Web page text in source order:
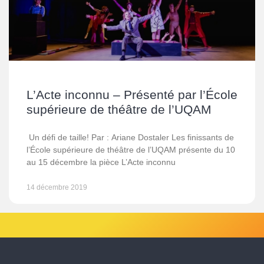
L’Acte inconnu – Présenté par l’École
supérieure de théâtre de l’UQAM
Un défi de taille! Par : Ariane Dostaler Les finissants de
l’École supérieure de théâtre de l’UQAM présente du 10
au 15 décembre la pièce L’Acte inconnu
14 décembre 2019